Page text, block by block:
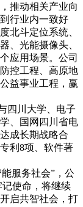
推动相关产业向
行业内一致好
北斗定位系统、
、光能摄像头、
应用场景。公司
控工程、高原地
益事业工程，赢
四川大学、电子
、国网四川省电
成长期战略合
利8项、软件著
服务社会”，公
使命，将继续
启共智社会，打